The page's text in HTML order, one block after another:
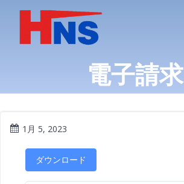
ツ
へ
ス
電子請求
1月 5, 2023
ダウンロード